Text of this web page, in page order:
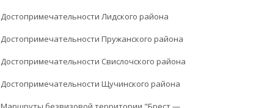
Достопримечательности Лидского района
Достопримечательности Пружанского района
Достопримечательности Свислочского района
Достопримечательности Щучинского района